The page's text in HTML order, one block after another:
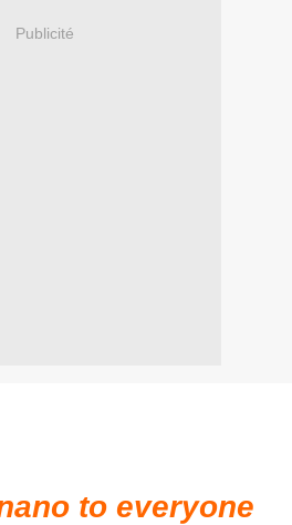
Publicité
to everyone